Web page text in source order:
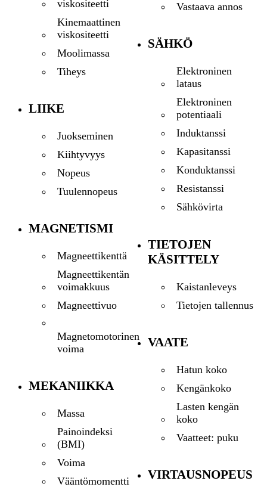
viskositeetti
Kinemaattinen
viskositeetti
Moolimassa
Tiheys
LIIKE
Juokseminen
Kiihtyvyys
Nopeus
Tuulennopeus
MAGNETISMI
Magneettikenttä
Magneettikentän
voimakkuus
Magneettivuo
Magnetomotorinen
voima
MEKANIIKKA
Massa
Painoindeksi
(BMI)
Voima
Vääntömomentti
Vastaava annos
SÄHKÖ
Elektroninen
lataus
Elektroninen
potentiaali
Induktanssi
Kapasitanssi
Konduktanssi
Resistanssi
Sähkövirta
TIETOJEN
KÄSITTELY
Kaistanleveys
Tietojen tallennus
VAATE
Hatun koko
Kengänkoko
Lasten kengän
koko
Vaatteet: puku
VIRTAUSNOPEUS